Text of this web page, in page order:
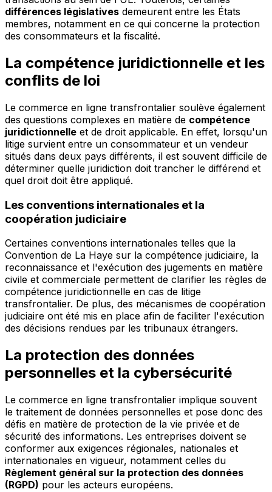
différences législatives demeurent entre les États
membres, notamment en ce qui concerne la protection
des consommateurs et la fiscalité.
La compétence juridictionnelle et les
conflits de loi
Le commerce en ligne transfrontalier soulève également
des questions complexes en matière de compétence
juridictionnelle et de droit applicable. En effet, lorsqu'un
litige survient entre un consommateur et un vendeur
situés dans deux pays différents, il est souvent difficile de
déterminer quelle juridiction doit trancher le différend et
quel droit doit être appliqué.
Les conventions internationales et la
coopération judiciaire
Certaines conventions internationales telles que la
Convention de La Haye sur la compétence judiciaire, la
reconnaissance et l'exécution des jugements en matière
civile et commerciale permettent de clarifier les règles de
compétence juridictionnelle en cas de litige
transfrontalier. De plus, des mécanismes de coopération
judiciaire ont été mis en place afin de faciliter l'exécution
des décisions rendues par les tribunaux étrangers.
La protection des données
personnelles et la cybersécurité
Le commerce en ligne transfrontalier implique souvent
le traitement de données personnelles et pose donc des
défis en matière de protection de la vie privée et de
sécurité des informations. Les entreprises doivent se
conformer aux exigences régionales, nationales et
internationales en vigueur, notamment celles du
Règlement général sur la protection des données
(RGPD) pour les acteurs européens.